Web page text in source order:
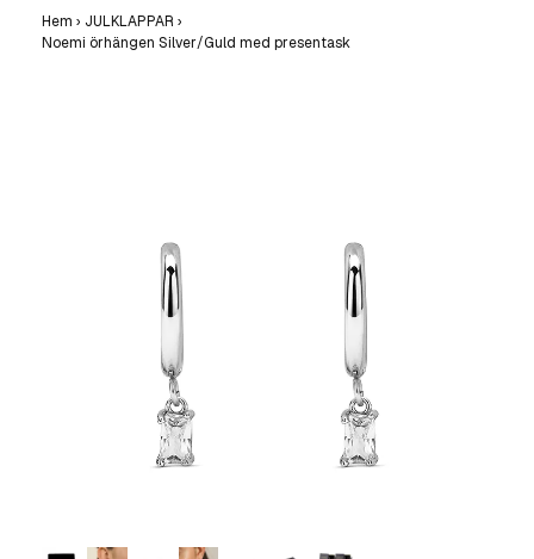
Hem › JULKLAPPAR ›
Noemi örhängen Silver/Guld med presentask